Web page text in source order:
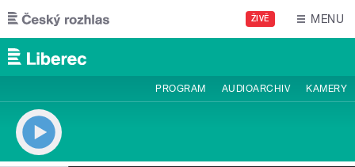
Přejít k hlavnímu obsahu
ŽIVĚ MENU
PROGRAM AUDIOARCHIV KAMERY